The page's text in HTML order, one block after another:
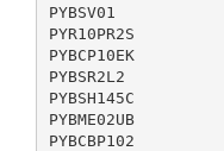
PYBSV01
PYR10PR2S
PYBCP10EK
PYBSR2L2
PYBSH145C
PYBME02UB
PYBCBP102